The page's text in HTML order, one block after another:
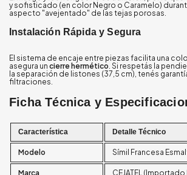
y sofisticado (en color Negro o Caramelo)
aspecto "avejentado" de las tejas porosas.
Instalación Rápida y Segura
El sistema de encaje entre piezas facilita una
asegura un cierre hermético . Si respetás la
la separación de listones (37,5 cm), tenés
filtraciones.
Ficha Técnica y
Característica Detalle Técnico
Modelo Símil Francesa
Marca CEJATEL (Importado